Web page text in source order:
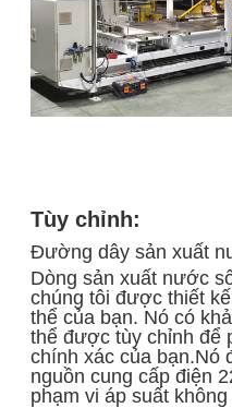
Tùy chỉnh:
Đường dây sản xuất
Dòng sản xuất nước
chúng tôi được thiết
thể của bạn. Nó có
thể được tùy chỉnh để
chính xác của bạn.Nó
nguồn cung cấp điện
phạm vi áp suất